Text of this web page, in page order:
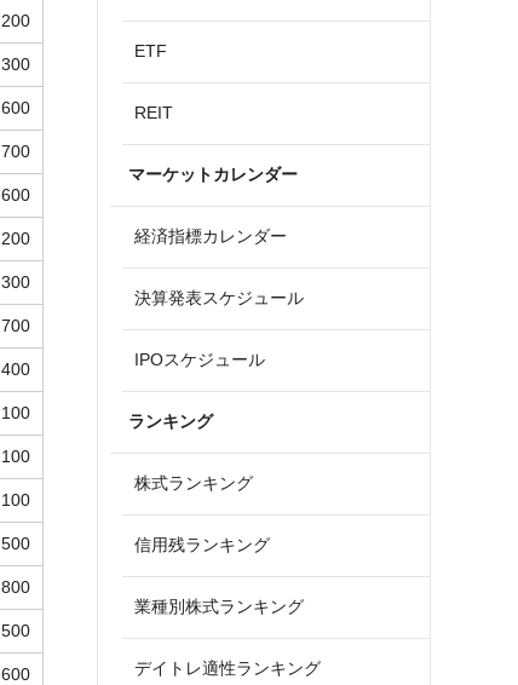
ETF
REIT
マーケットカレンダー
経済指標カレンダー
決算発表スケジュール
IPOスケジュール
ランキング
株式ランキング
信用残ランキング
業種別株式ランキング
デイトレ適性ランキング